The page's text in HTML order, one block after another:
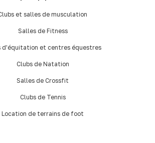
et salles de musculation
Salles de Fitness
d'équitation et centres équestres
Clubs de Natation
Salles de Crossfit
Clubs de Tennis
Location de terrains de foot